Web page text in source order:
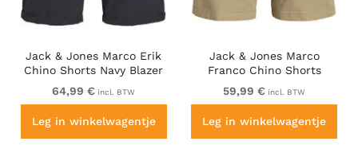
Jack & Jones Marco Erik
Chino Shorts Navy Blazer
64,99 € incl. BTW
Leg in winkelwagentje
Jack & Jones Marco
Franco Chino Shorts
Brown
59,99 € incl. BTW
Leg in winkelwagentje